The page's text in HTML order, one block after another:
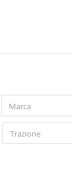
Marca
Trazione